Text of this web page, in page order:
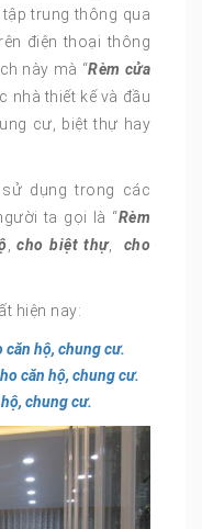
trung thông qua
điện thoại thông
này mà “Rèm cửa
nhà thiết kế và đầu
cư, biệt thự hay
dụng trong các
ta gọi là “Rèm
,cho biệt thự,
cho
hiện nay:
căn hộ, chung cư.
căn hộ, chung cư.
chung cư.